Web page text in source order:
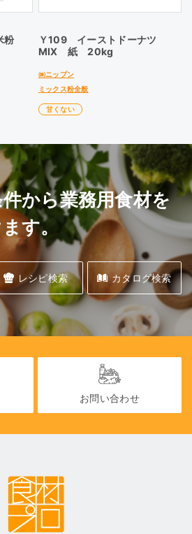
粉
Ｙ109 イーストドーナツ
MIX 紙 20kg
㈱ニップン
ミックス粉全般
甘くない
から業務用食材を
す。
レシピ検索 カタログ検索
お問い合わせ